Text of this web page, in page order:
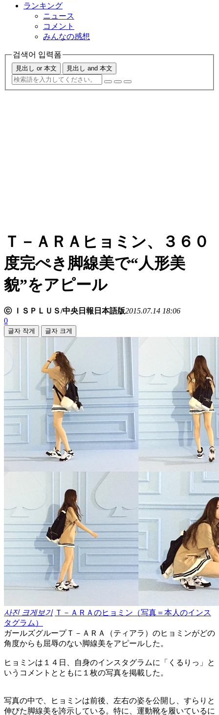
ランキング
ニュース
コメント
みんなの感想
검색어 입력폼
見出し or 本文 見出し and 本文
Ｔ－ＡＲＡヒョミン、３６０
度完ぺき脚線美で“人形美
貌”をアピール
ⓒ ＩＳＰＬＵＳ/中央日報日本語版2015.07.14 18:06
0
글자 작게 글자 크게
사진 크게보기 Ｔ－ＡＲＡのヒョミン（写真＝本人のインス
タグラム）
ガールズグループＴ－ＡＲＡ（ティアラ）のヒョミンがどの
角度からも屈辱のない脚線美をアピールした。
ヒョミンは１４日、自身のインスタグラムに「くるりっ」と
いうコメントとともに１枚の写真を掲載した。
写真の中で、ヒョミンは前後、左右の姿を公開し、すらりと
伸びた脚線美を誇示している。特に、運動靴を履いているに